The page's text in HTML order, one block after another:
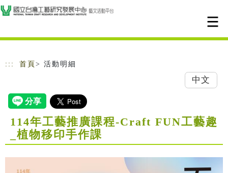
跳到主要內容
網站導覽
::: 首頁 > 活動明細
中文
114年工藝推廣課程-Craft FUN工藝趣
_植物移印手作課